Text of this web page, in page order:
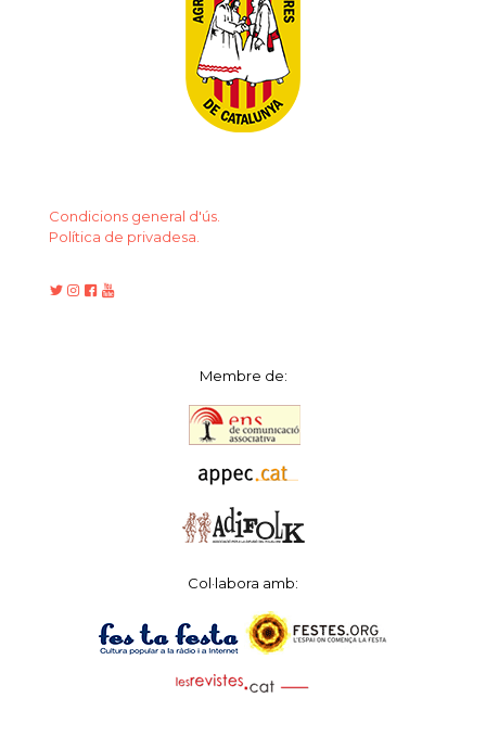
Condicions general d'ús.
Política de privadesa.
Membre de:
Col·labora amb: